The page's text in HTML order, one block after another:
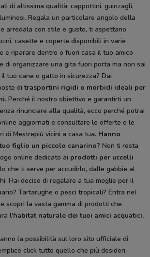
di altissima qualità: cappottini, guinzagli,
Regala un particolare angolo della
arredala con stile e gusto, ti aspettano
casette e coperte disponibili in varie
e riparare dentro o fuori casa il tuo amico
di organizzare una gita fuori porta ma non sai
tuo cane o gatto in sicurezza? Dai
ditrasportini rigidi o morbidi ideali per
. Perché il nostro obiettivo e garantirti un
rinunciare alla qualità, ecco perché potrai
aggiornati e consultare le offerte e le
di Mestrepiù vicini a casa tua. Hanno
figlio un piccolo canarino? Non ti resta
online dedicato ai prodotti per uccelli
che ti serve per accudirlo, dalle gabbie al
Hai deciso di regalare a tua moglie per il
Tartarughe o pesci tropicali? Entra nel
scopri la vasta gamma di prodotti che
l’habitat naturale dei tuoi amici acquatici.
la possibilità sul loro sito ufficiale di
click tutto quello che più desideri,